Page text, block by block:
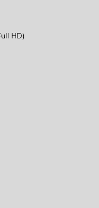
HD)